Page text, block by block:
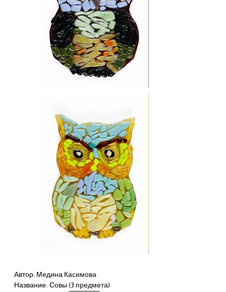
Автор: Медина Касимова
Название: Совы (3 предмета)